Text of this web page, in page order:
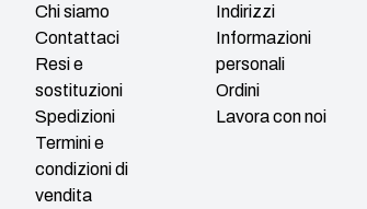
Chi siamo
Contattaci
Resi e
sostituzioni
Spedizioni
Termini e
condizioni di
vendita
Indirizzi
Informazioni
personali
Ordini
Lavora con noi